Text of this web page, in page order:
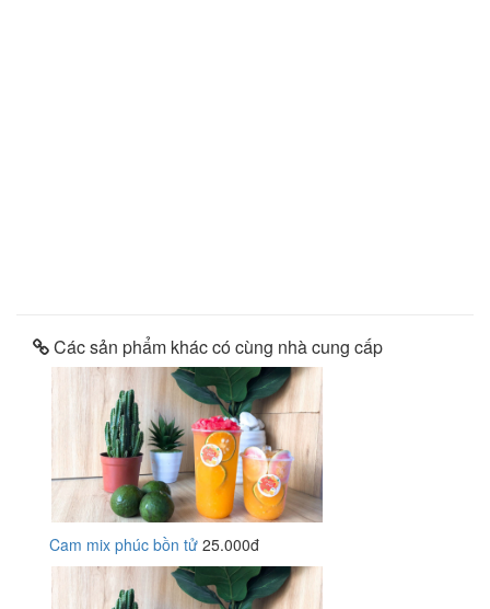
Các sản phẩm khác có cùng nhà cung cấp
Cam mix phúc bồn tử 25.000đ